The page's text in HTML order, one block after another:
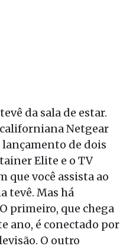
da sala de estar.
californiana Netgear
de dois
Elite e o TV
que você assista ao
tevê. Mas há
primeiro, que chega
ano, é conectado por
O outro